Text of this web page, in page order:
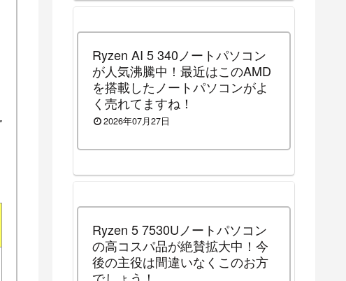
Ryzen AI 5 340ノートパソコン
が人気沸騰中！最近はこのAMD
を搭載したノートパソコンがよ
く売れてますね！
2026年07月27日
Ryzen 5 7530Uノートパソコン
の高コスパ品が絶賛拡大中！今
後の主役は間違いなくこのお方